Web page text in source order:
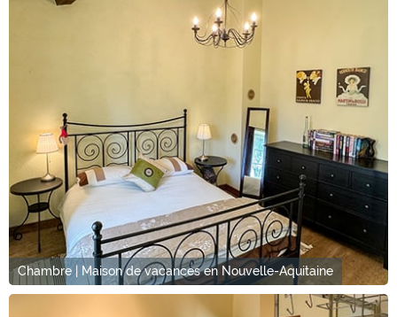
Chambre | Maison de vacances en Nouvelle-Aquitaine